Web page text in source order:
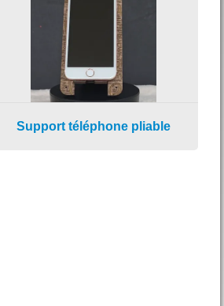
Support téléphone pliable